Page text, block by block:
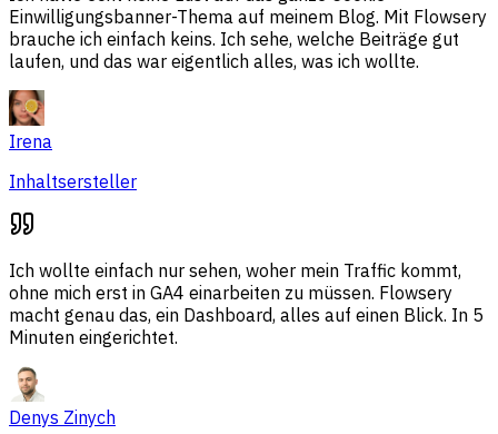
Einwilligungsbanner-Thema auf meinem Blog. Mit Flowsery
brauche ich einfach keins. Ich sehe, welche Beiträge gut
laufen, und das war eigentlich alles, was ich wollte.
Irena
Inhaltsersteller
Ich wollte einfach nur sehen, woher mein Traffic kommt,
ohne mich erst in GA4 einarbeiten zu müssen. Flowsery
macht genau das, ein Dashboard, alles auf einen Blick. In 5
Minuten eingerichtet.
Denys Zinych